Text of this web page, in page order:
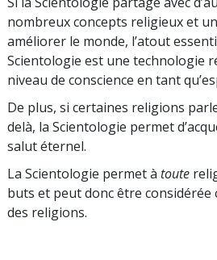
nombreux concepts religieux et
améliorer le monde, l’atout
Scientologie est une technologie
niveau de conscience en tant
De plus, si certaines religions
delà, la Scientologie permet
salut éternel.
La Scientologie permet à toute
buts et peut donc être considérée
des religions.